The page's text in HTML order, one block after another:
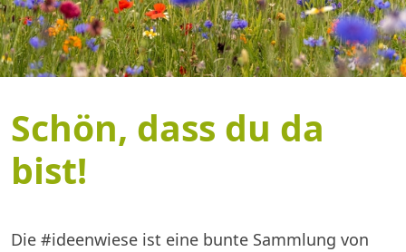
Schön, dass du da
bist!
Die #ideenwiese ist eine bunte Sammlung von